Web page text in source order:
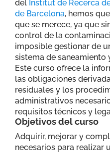
del Institut de Recerca
de Barcelona, hemos
que se merece, ya que
control de la
imposible gestionar de
sistema de saneamiento
Este curso ofrece la
las obligaciones
residuales y los
administrativos
requisitos técnicos y
Objetivos del curso
Adquirir, mejorar y
necesarios para realizar